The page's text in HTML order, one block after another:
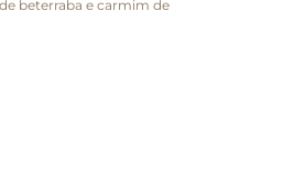
beterraba e carmim de